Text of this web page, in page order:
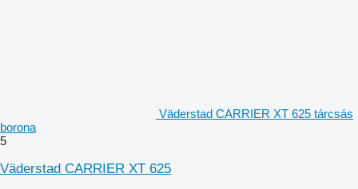
Väderstad CARRIER XT 625 tárcsás
borona
5
Väderstad CARRIER XT 625